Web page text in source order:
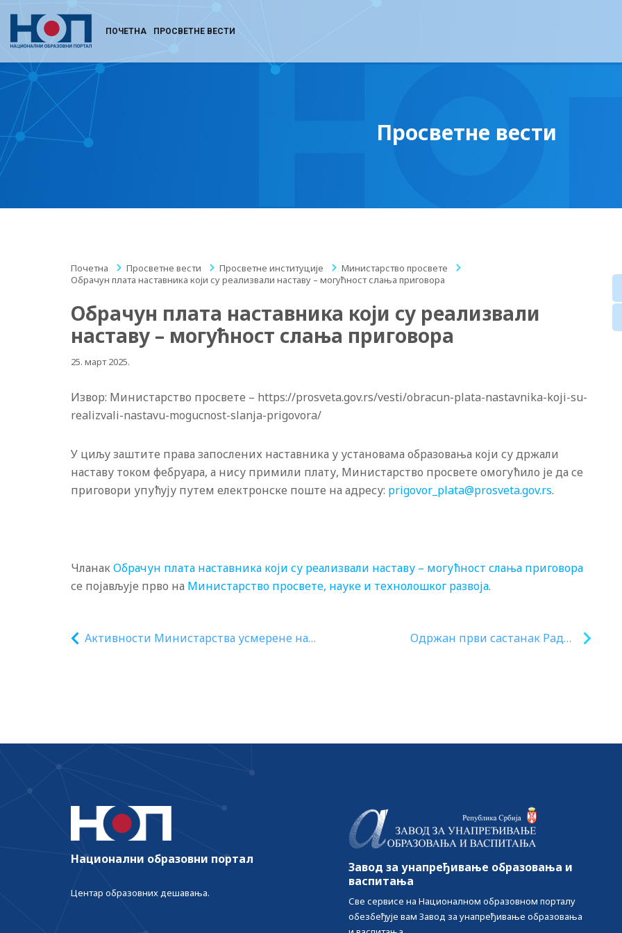
ПОЧЕТНА ПРОСВЕТНЕ ВЕСТИ
Просветне вести
Почетна / Просветне вести / Просветне институције / Министарство просвете
/
Обрачун плата наставника који су реализвали наставу – могућност слања приговора
Обрачун плата наставника који су реализвали
наставу – могућност слања приговора
25. март 2025.
Извор: Министарство просвете – https://prosveta.gov.rs/vesti/obracun-plata-nastavnika-koji-su-
realizvali-nastavu-mogucnost-slanja-prigovora/
У циљу заштите права запослених наставника у установама образовања који су држали
наставу током фебруара, а нису примили плату, Министарство просвете омогућило је да се
приговори упућују путем електронске поште на адресу: prigovor_plata@prosveta.gov.rs.
ЧланакОбрачун плата наставника који су реализвали наставу – могућност слања приговора
се појављује прво на Министарство просвете, науке и технолошког развоја.
Активности Министарства усмерене на
Одржaн први сaстaнaк Рaдне
Национални образовни портал
Центар образовних дешавања.
Завод за унапређивање образовања и
васпитања
Све сервисе на Националном образовном порталу
обезбеђује вам Завод за унапређивање образовања